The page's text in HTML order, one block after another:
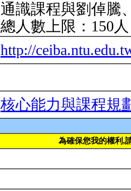
通識課程與劉倬騰
總人數上限：150
http://
核心能力與課程規
為確保您我的權利,